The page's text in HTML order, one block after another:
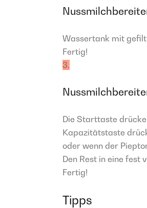
Wassertank mit
Fertig!
3.
Die Starttaste
Kapazitätstaste
oder wenn der
Den Rest in eine fest
Fertig!
Tipps